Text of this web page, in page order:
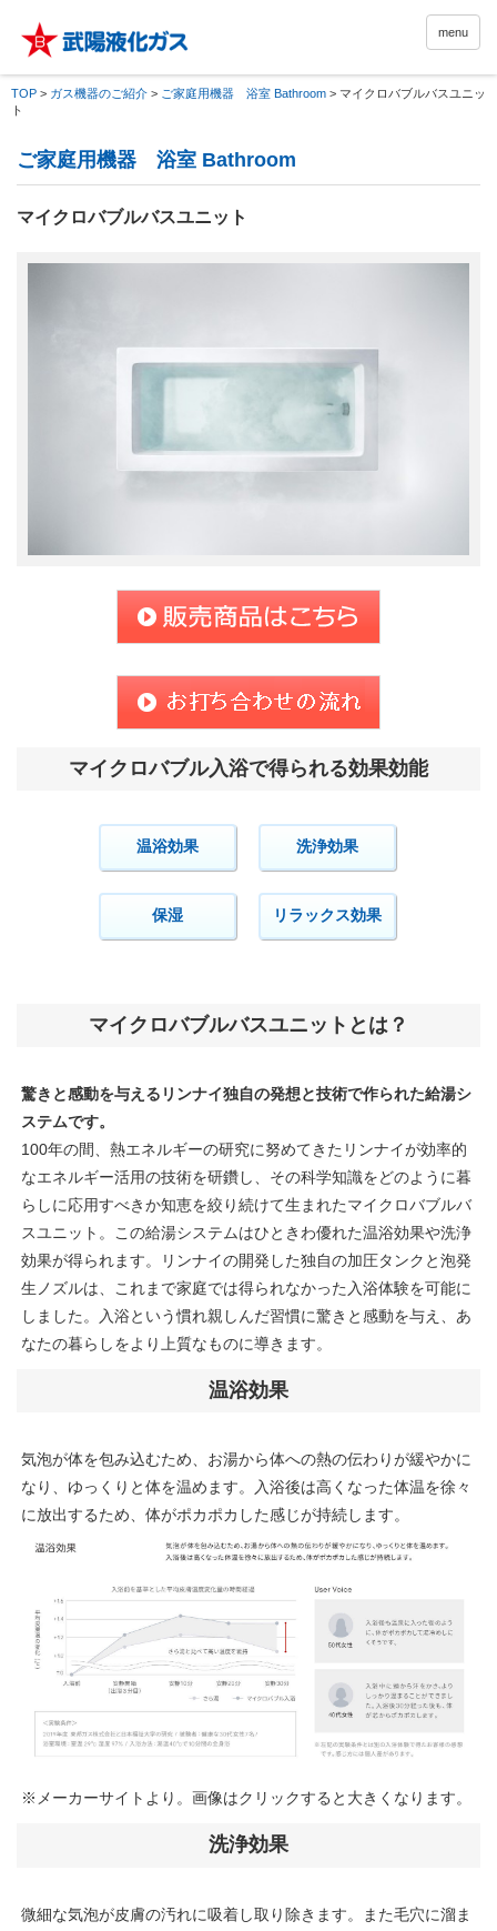
menu
TOP > ガス機器のご紹介 > ご家庭用機器 浴室 Bathroom > マイクロバブルバスユニッ
ト
ご家庭用機器 浴室 Bathroom
マイクロバブルバスユニット
マイクロバブル入浴で得られる効果効能
温浴効果 洗浄効果
保湿 リラックス効果
マイクロバブルバスユニットとは？
驚きと感動を与えるリンナイ独自の発想と技術で作られた給湯シ
ステムです。
100年の間、熱エネルギーの研究に努めてきたリンナイが効率的
なエネルギー活用の技術を研鑽し、その科学知識をどのように暮
らしに応用すべきか知恵を絞り続けて生まれたマイクロバブルバ
スユニット。この給湯システムはひときわ優れた温浴効果や洗浄
効果が得られます。リンナイの開発した独自の加圧タンクと泡発
生ノズルは、これまで家庭では得られなかった入浴体験を可能に
しました。入浴という慣れ親しんだ習慣に驚きと感動を与え、あ
なたの暮らしをより上質なものに導きます。
温浴効果
気泡が体を包み込むため、お湯から体への熱の伝わりが緩やかに
なり、ゆっくりと体を温めます。入浴後は高くなった体温を徐々
に放出するため、体がポカポカした感じが持続します。
※メーカーサイトより。画像はクリックすると大きくなります。
洗浄効果
微細な気泡が皮膚の汚れに吸着し取り除きます。また毛穴に溜ま